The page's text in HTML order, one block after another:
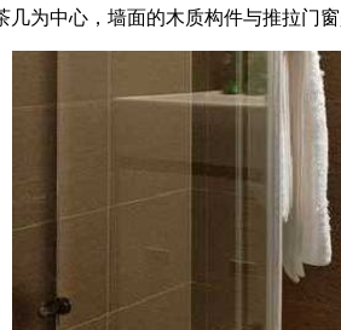
为中心，墙面的木质构件与推拉门